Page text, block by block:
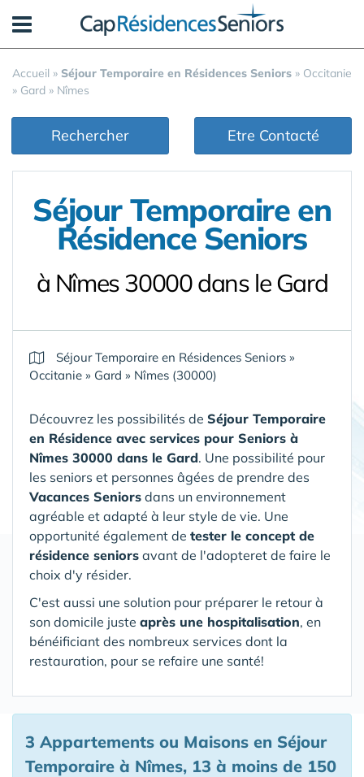
Accueil » Séjour Temporaire en Résidences Seniors » Occitanie
» Gard » Nîmes
Rechercher Etre Contacté
Séjour Temporaire en
Résidence Seniors
à Nîmes 30000 dans le Gard
Séjour Temporaire en Résidences Seniors »
Occitanie » Gard » Nîmes (30000)
Découvrez les possibilités de Séjour Temporaire
en Résidence avec services pour Seniors à
Nîmes 30000 dans le Gard. Une possibilité pour
les seniors et personnes âgées de prendre des
Vacances Seniors dans un environnement
agréable et adapté à leur style de vie. Une
opportunité également de tester le concept de
résidence seniors avant de l'adopteret de faire le
choix d'y résider.
C'est aussi une solution pour préparer le retour à
son domicile juste après une hospitalisation, en
bénéificiant des nombreux services dont la
restauration, pour se refaire une santé!
3 Appartements ou Maisons en Séjour
Temporaire à Nîmes, 13 à moins de 150